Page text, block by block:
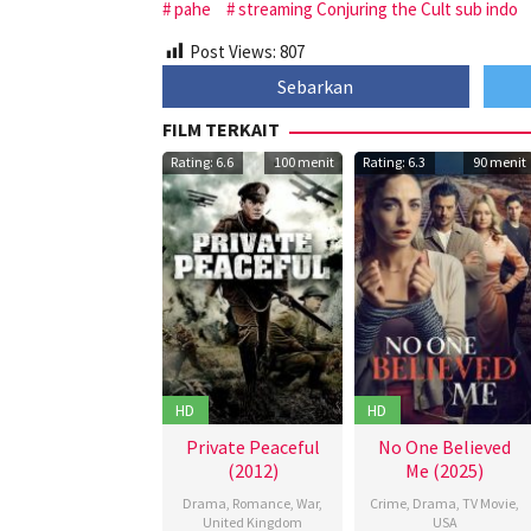
pahe
streaming Conjuring the Cult sub indo
Post Views: 807
Sebarkan
FILM TERKAIT
Rating: 6.6 100 menit
HD
Private Peaceful
(2012)
Drama, Romance, War,
United Kingdom
Rating: 6.3 90 menit
HD
No One Believed
Me (2025)
Crime, Drama, TV Movie,
USA